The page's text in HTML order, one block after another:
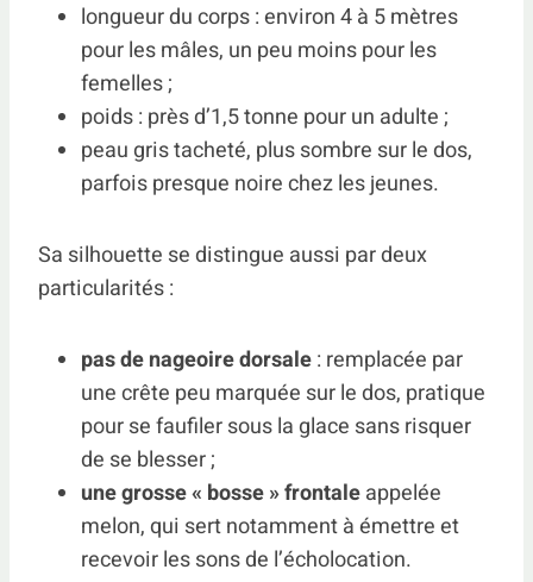
longueur du corps : environ 4 à 5 mètres
pour les mâles, un peu moins pour les
femelles ;
poids : près d’1,5 tonne pour un adulte ;
peau gris tacheté, plus sombre sur le dos,
parfois presque noire chez les jeunes.
Sa silhouette se distingue aussi par deux
particularités :
pas de nageoire dorsale: remplacée par
une crête peu marquée sur le dos, pratique
pour se faufiler sous la glace sans risquer
de se blesser ;
une grosse « bosse » frontaleappelée
melon, qui sert notamment à émettre et
recevoir les sons de l’écholocation.